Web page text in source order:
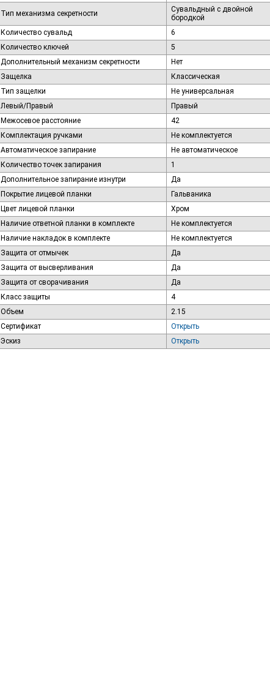
Тип механизма секретности
Сувальдный с двойной
бородкой
Количество сувальд
6
Количество ключей
5
Дополнительный механизм секретности
Нет
Защелка
Классическая
Тип защелки
Не универсальная
Левый/Правый
Правый
Межосевое расстояние
42
Комплектация ручками
Не комплектуется
Автоматическое запирание
Не автоматическое
Количество точек запирания
1
Дополнительное запирание изнутри
Да
Покрытие лицевой планки
Гальваника
Цвет лицевой планки
Хром
Наличие ответной планки в комплекте
Не комплектуется
Наличие накладок в комплекте
Не комплектуется
Защита от отмычек
Да
Защита от высверливания
Да
Защита от сворачивания
Да
Класс защиты
4
Объем
2.15
Сертификат
Открыть
Эскиз
Открыть